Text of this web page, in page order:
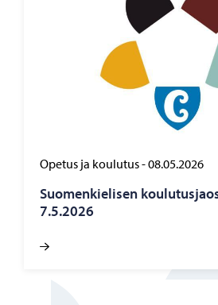
Opetus ja koulutus-08.05.2026
Suo­men­kie­li­sen
7.5.2026